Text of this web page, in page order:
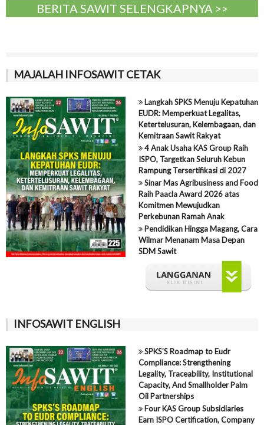
BERITA SAWIT SELENGKAPNYA >>
MAJALAH INFOSAWIT CETAK
Langkah SPKS Menuju Kepatuhan
EUDR: Memperkuat Legalitas,
Ketertelusuran, Kelembagaan, dan
Kemitraan Sawit Rakyat
4 Anak Usaha KAS Group Raih
ISPO, Targetkan Seluruh Kebun
Rampung Tersertifikasi di 2027
Sinar Mas Agribusiness and Food
Raih Paacla Award 2026 atas
Komitmen Mewujudkan
Perkebunan Ramah Anak
Pendidikan Hingga Magang, Cara
Wilmar Menanam Masa Depan
SDM Sawit
INFOSAWIT ENGLISH
SPKS’S Roadmap to Eudr
Compliance: Strengthening
Legality, Traceability, Institutional
Capacity, And Smallholder Palm
Oil Partnerships
Four KAS Group Subsidiaries
Earn ISPO Certification, Company